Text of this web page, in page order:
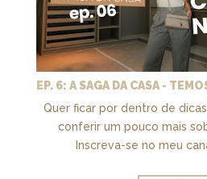
Quer ficar por dentro de
conferir um pouco mais
Inscreva-se no meu